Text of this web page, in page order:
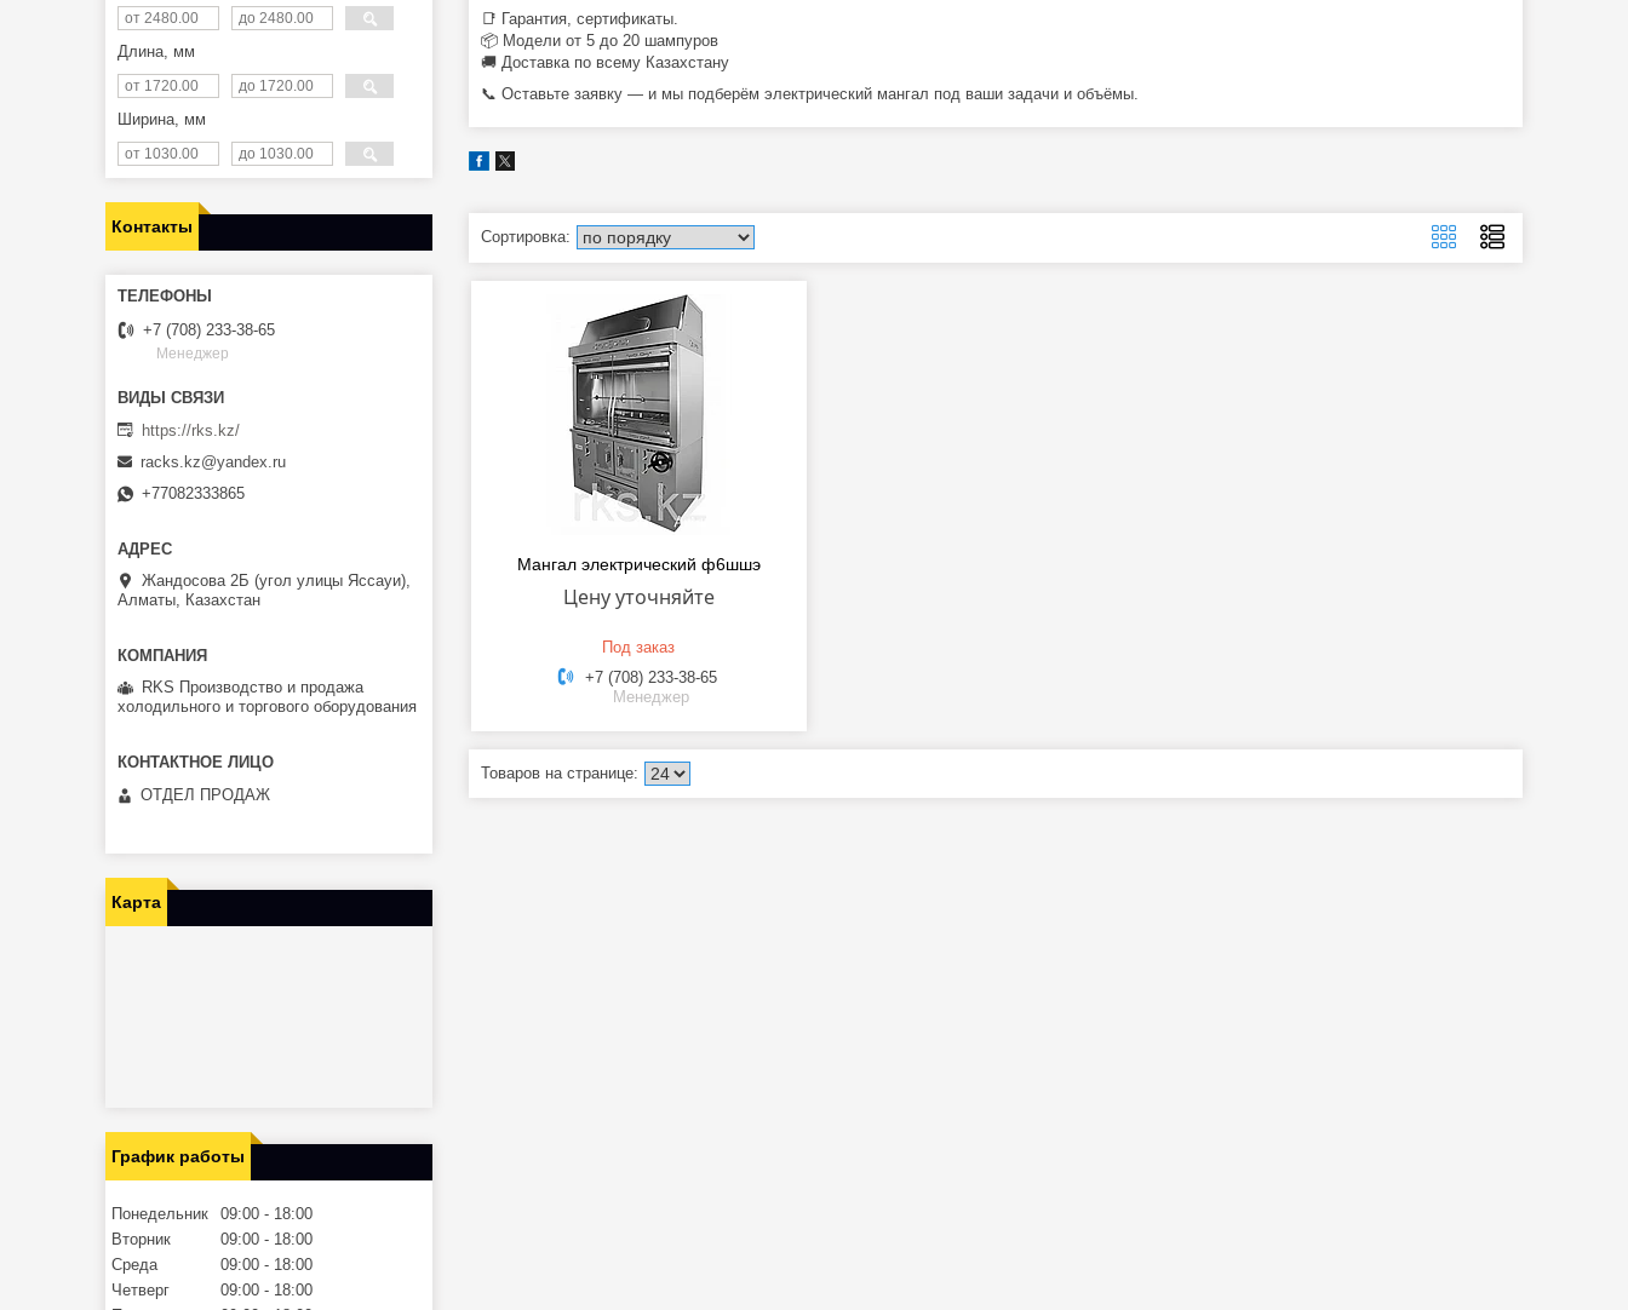
📑 Гарантия, сертификаты.
📦 Модели от 5 до 20 шампуров
🚚 Доставка по всему Казахстану
📞 Оставьте заявку — и мы подберём электрический мангал под ваши задачи и объёмы.
Мангал электрический ф6шшэ
Цену уточняйте
Под заказ
+7 (708) 233-38-65
Менеджер
Длина, мм
Ширина, мм
Контакты
+7 (708) 233-38-65
Менеджер
https://rks.kz/
racks.kz@yandex.ru
+77082333865
Жандосова 2Б (угол улицы Яссауи),
Алматы, Казахстан
RKS Производство и продажа
холодильного и торгового оборудования
ОТДЕЛ ПРОДАЖ
Карта
График работы
Понедельник 09:00
18:00
Вторник
09:00
18:00
Среда
09:00
18:00
Четверг
09:00
18:00